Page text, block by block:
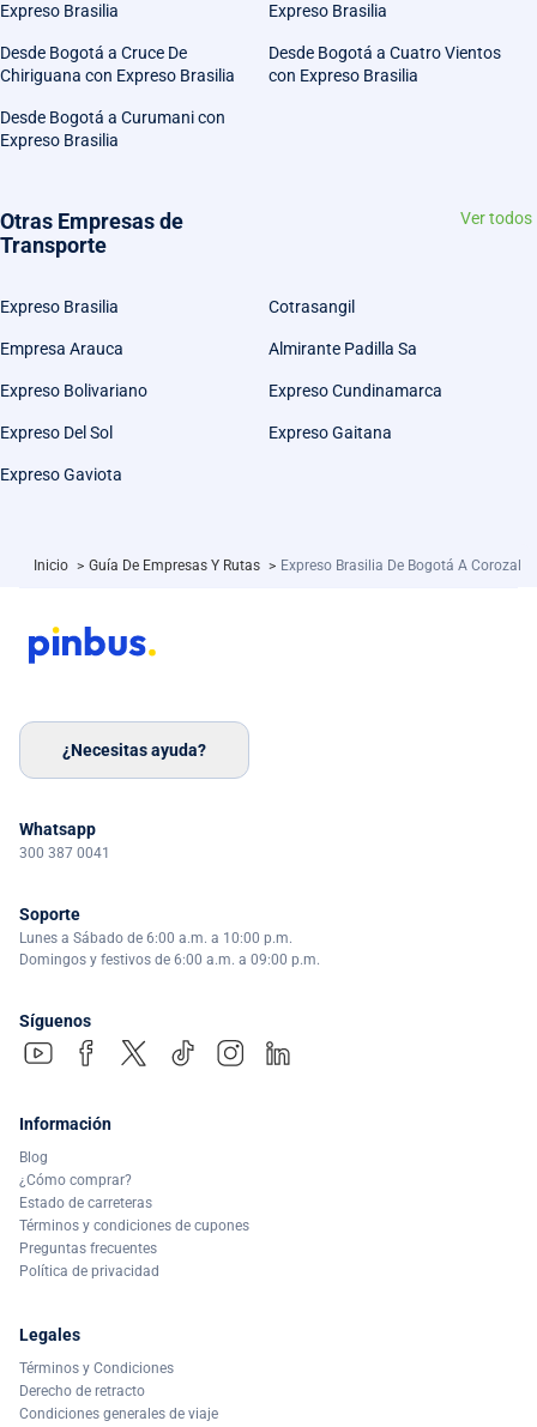
Expreso Brasilia
Expreso Brasilia
Desde Bogotá a Cruce De
Chiriguana con Expreso Brasilia
Desde Bogotá a Cuatro Vientos
con Expreso Brasilia
Desde Bogotá a Curumani con
Expreso Brasilia
Otras Empresas de
Transporte
Ver todos
Expreso Brasilia Cotrasangil
Empresa Arauca Almirante Padilla Sa
Expreso Bolivariano Expreso Cundinamarca
Expreso Del Sol Expreso Gaitana
Expreso Gaviota
Inicio > Guía De Empresas Y Rutas > Expreso Brasilia De Bogotá A Corozal
¿Necesitas ayuda?
Whatsapp
300 387 0041
Soporte
Lunes a Sábado de 6:00 a.m. a 10:00 p.m.
Domingos y festivos de 6:00 a.m. a 09:00 p.m.
Síguenos
Información
Blog
¿Cómo comprar?
Estado de carreteras
Términos y condiciones de cupones
Preguntas frecuentes
Política de privacidad
Legales
Términos y Condiciones
Derecho de retracto
Condiciones generales de viaje